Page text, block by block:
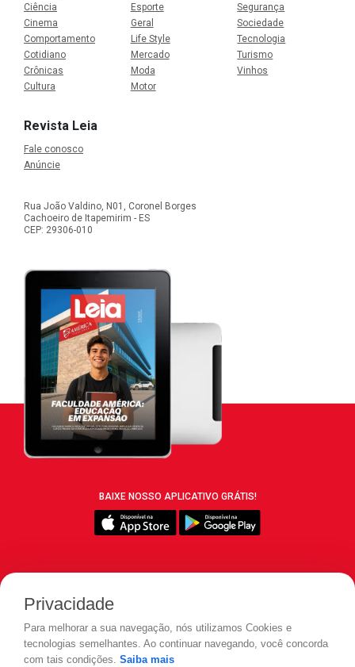
Ciência
Cinema
Comportamento
Cotidiano
Crônicas
Cultura
Esporte
Geral
Life Style
Mercado
Moda
Motor
Segurança
Sociedade
Tecnologia
Turismo
Vinhos
Revista Leia
Fale conosco
Anúncie
Rua João Valdino, N01, Coronel Borges
Cachoeiro de Itapemirim - ES
CEP: 29306-010
BAIXE NOSSO APLICATIVO GRÁTIS!
Privacidade
Para melhorar a sua navegação, nós utilizamos Cookies e
tecnologias semelhantes. Ao continuar navegando, você concorda
com tais condições. Saiba mais